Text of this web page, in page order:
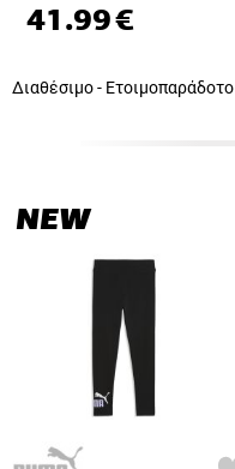
41.99€
Διαθέσιμο - Ετοιμοπαράδοτο
NEW